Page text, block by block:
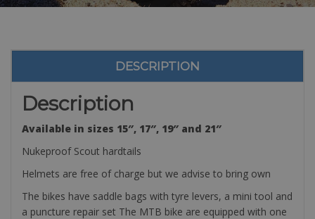
DESCRIPTION
Description
Available in sizes 15″, 17″, 19″ and 21″
Nukeproof Scout hardtails
Helmets are free of charge but we advise to bring own
The bikes have saddle bags with tyre levers, a mini tool and
a puncture repair set The MTB bike are equipped with one